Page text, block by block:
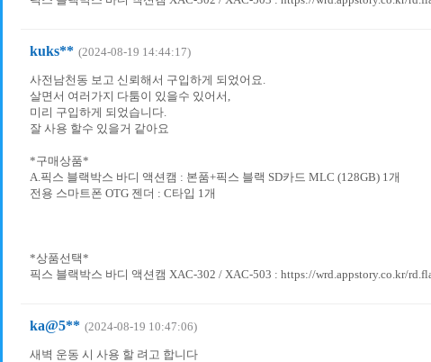
kuks** (2024-08-19 14:44:17)
사전남천동 보고 신뢰해서 구입하게 되었어요.
살면서 여러가지 다툼이 있을수 있어서,
미리 구입하게 되었습니다.
잘 사용 할수 있을거 같아요
*구매상품*
A.픽스 블랙박스 바디 액션캠 : 본품+픽스 블랙 SD카드 MLC (128GB) 1개
전용 스마트폰 OTG 젠더 : C타입 1개
*상품선택*
픽스 블랙박스 바디 액션캠 XAC-302 / XAC-503 : https://wrd.appstory.co.kr/
ka@5** (2024-08-19 10:47:06)
새벽 운동 시 사용 할 려고 합니다